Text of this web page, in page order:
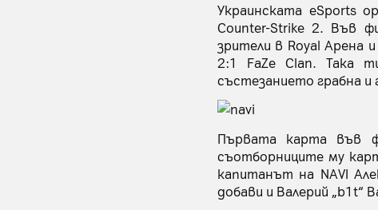
Украинската eSports
Counter-Strike 2. Във
зрители в Royal Арена
2:1 FaZe Clan. Така
състезанието грабна
Първата карта във
съотборниците му
капитанът на NAVI
добави и Валерий „b1t“